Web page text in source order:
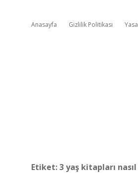
Anasayfa Gizlilik Politikası
Etiket:3 yaş kitapları